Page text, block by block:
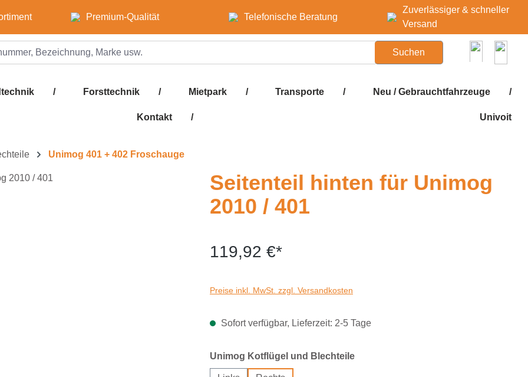
Premium-Qualität Telefonische Beratung
Zuverlässiger & schneller
Versand
Suchen
/ Forsttechnik / Mietpark / Transporte / Neu / Gebrauchtfahrzeuge /
Kontakt / Univoit
Unimog 401 + 402 Froschauge
Seitenteil hinten für Unimog
2010 / 401
119,92 €*
Preise inkl. MwSt. zzgl. Versandkosten
Sofort verfügbar, Lieferzeit: 2-5 Tage
Unimog Kotflügel und Blechteileauswählen